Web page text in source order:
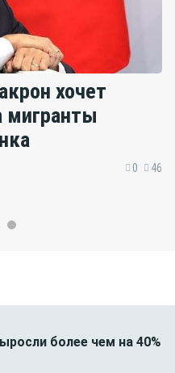
хочет
мигранты
0 46
более чем на 40%